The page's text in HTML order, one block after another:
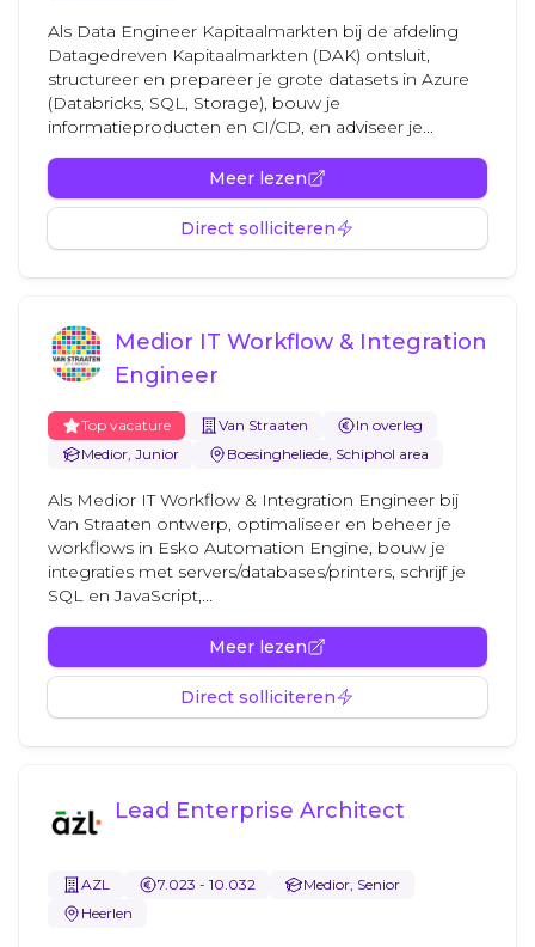
Als Data Engineer Kapitaalmarkten bij de afdeling
Datagedreven Kapitaalmarkten (DAK) ontsluit,
structureer en prepareer je grote datasets in Azure
(Databricks, SQL, Storage), bouw je
informatieproducten en CI/CD, en adviseer je...
Meer lezen
Direct solliciteren
Medior IT Workflow & Integration
Engineer
Top vacature Van Straaten
In overleg
Medior, Junior
Boesingheliede, Schiphol area
Als Medior IT Workflow & Integration Engineer bij
Van Straaten ontwerp, optimaliseer en beheer je
workflows in Esko Automation Engine, bouw je
integraties met servers/databases/printers, schrijf je
SQL en JavaScript,...
Meer lezen
Direct solliciteren
Lead Enterprise Architect
AZL 7.023 - 10.032
Medior, Senior
Heerlen